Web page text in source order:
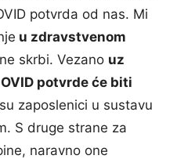
potvrda od nas. Mi
u zdravstvenom
skrbi. Vezano uz
potvrde će biti
zaposlenici u sustavu
S druge strane za
naravno one